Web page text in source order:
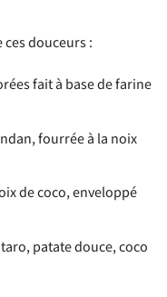
douceurs :
fait à base de farine
fourrée à la noix
de coco, enveloppé
patate douce, coco